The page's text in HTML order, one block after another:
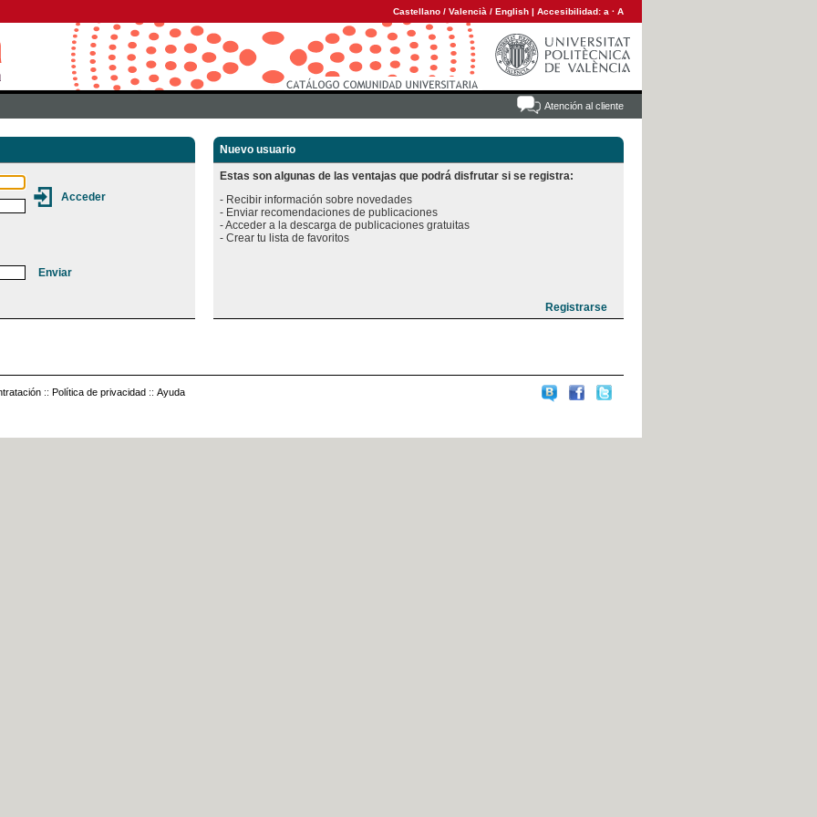
Castellano / Valencià / English | Accesibilidad: a · A
Atención al cliente
Nuevo usuario
Estas son algunas de las ventajas que podrá disfrutar si se registra:
- Recibir información sobre novedades
- Enviar recomendaciones de publicaciones
- Acceder a la descarga de publicaciones gratuitas
:: Política de privacidad :: Ayuda